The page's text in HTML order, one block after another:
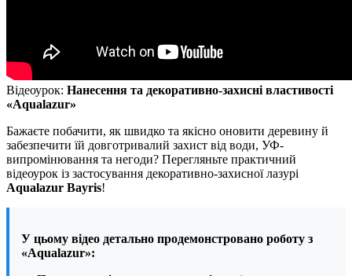
Відеоурок: Нанесення та декоративно-захисні властивості
«Aqualazur»
Бажаєте побачити, як швидко та якісно оновити деревину й
забезпечити їй довготривалий захист від води, УФ-
випромінювання та негоди? Перегляньте практичний
відеоурок із застосування декоративно-захисної лазурі
Aqualazur Bayris!
У цьому відео детально продемонстровано роботу з
«Aqualazur»: